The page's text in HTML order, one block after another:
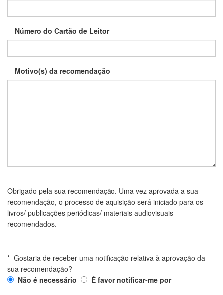
Número do Cartão de Leitor
Motivo(s) da recomendação
Obrigado pela sua recomendação. Uma vez aprovada a sua
recomendação, o processo de aquisição será iniciado para os
livros/ publicações periódicas/ materiais audiovisuais
recomendados.
* Gostaria de receber uma notificação relativa à aprovação da
sua recomendação?
Não é necessário
É favor notificar-me por